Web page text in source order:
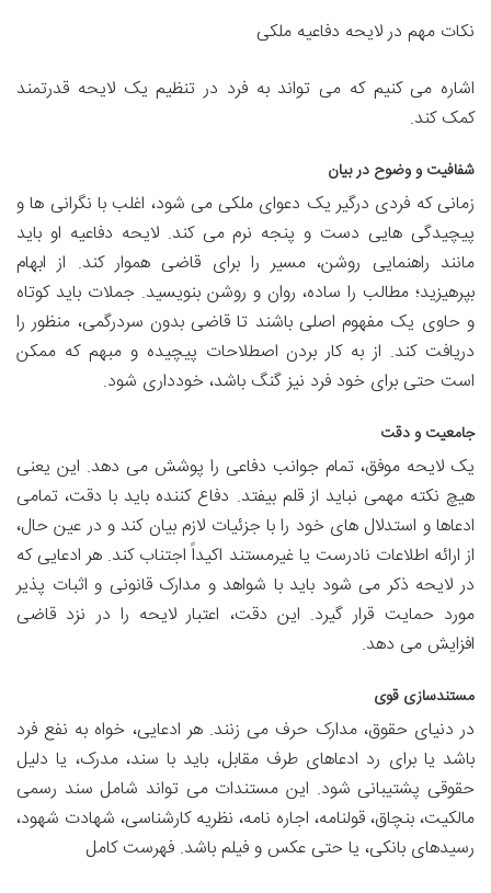
نکات مهم در لایحه دفاعیه ملکی
اشاره می کنیم که می تواند به فرد در تنظیم یک لایحه قدرتمند
کمک کند.
شفافیت و وضوح در بیان
زمانی که فردی درگیر یک دعوای ملکی می شود، اغلب با نگرانی ها و
پیچیدگی هایی دست و پنجه نرم می کند. لایحه دفاعیه او باید
مانند راهنمایی روشن، مسیر را برای قاضی هموار کند. از ابهام
بپرهیزید؛ مطالب را ساده، روان و روشن بنویسید. جملات باید کوتاه
و حاوی یک مفهوم اصلی باشند تا قاضی بدون سردرگمی، منظور را
دریافت کند. از به کار بردن اصطلاحات پیچیده و مبهم که ممکن
است حتی برای خود فرد نیز گنگ باشد، خودداری شود.
جامعیت و دقت
یک لایحه موفق، تمام جوانب دفاعی را پوشش می دهد. این یعنی
هیچ نکته مهمی نباید از قلم بیفتد. دفاع کننده باید با دقت، تمامی
ادعاها و استدلال های خود را با جزئیات لازم بیان کند و در عین حال،
از ارائه اطلاعات نادرست یا غیرمستند اکیداً اجتناب کند. هر ادعایی که
در لایحه ذکر می شود باید با شواهد و مدارک قانونی و اثبات پذیر
مورد حمایت قرار گیرد. این دقت، اعتبار لایحه را در نزد قاضی
افزایش می دهد.
مستندسازی قوی
در دنیای حقوق، مدارک حرف می زنند. هر ادعایی، خواه به نفع فرد
باشد یا برای رد ادعاهای طرف مقابل، باید با سند، مدرک، یا دلیل
حقوقی پشتیبانی شود. این مستندات می تواند شامل سند رسمی
مالکیت، بنچاق، قولنامه، اجاره نامه، نظریه کارشناسی، شهادت شهود،
رسیدهای بانکی، یا حتی عکس و فیلم باشد. فهرست کامل